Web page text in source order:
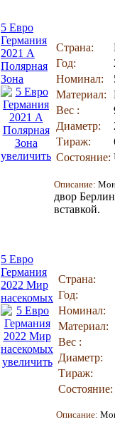
5 Евро
Германия
2021 A
Полярная
Зона
увеличить
Страна:
Год:
Номинал:
Материал:
Вес :
Диаметр:
Тираж:
Состояние:
Описание:
двор
вставкой.
5 Евро
Германия
2022 Мир
насекомых
увеличить
Страна:
Год:
Номинал:
Материал:
Вес :
Диаметр:
Тираж:
Состояние:
Описание: